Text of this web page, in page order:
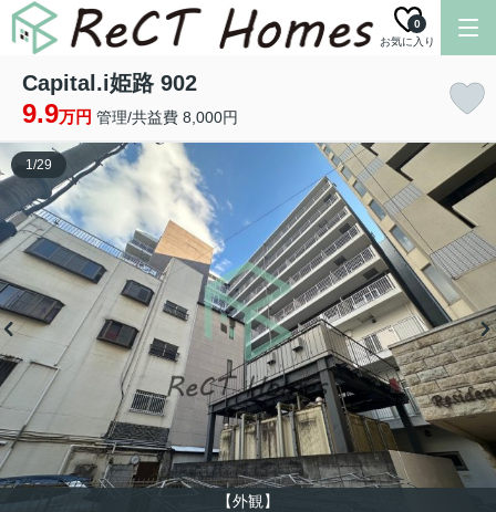
お気に入り
0
Capital.i姫路 902
9.9万円 管理/共益費 8,000円
【外観】
1/29